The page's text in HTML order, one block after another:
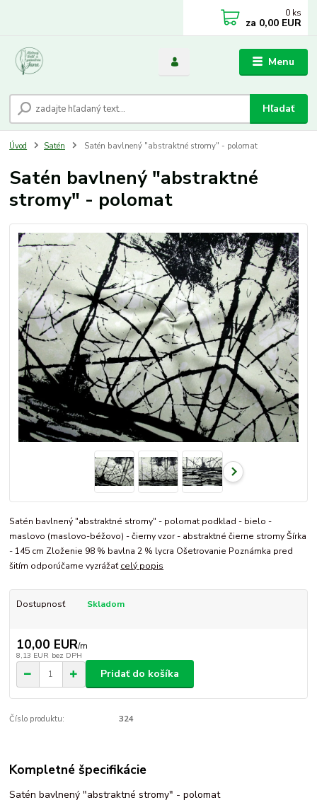
Menu
Hľadať
0 ks
za 0,00 EUR
Úvod Satén Satén bavlnený "abstraktné stromy" - polomat
Satén bavlnený "abstraktné
stromy" - polomat
Satén bavlnený "abstraktné stromy" - polomat podklad - bielo -
maslovo (maslovo-béžovo) - čierny vzor - abstraktné čierne stromy Šírka
- 145 cm Zloženie 98 % bavlna 2 % lycra Ošetrovanie Poznámka pred
šitím odporúčame vyzrážaťcelý popis
Dostupnosť Skladom
10,00 EUR/m
8,13 EUR bez DPH
Pridať do košíka
Číslo produktu: 324
Kompletné špecifikácie
Satén bavlnený "abstraktné stromy" - polomat